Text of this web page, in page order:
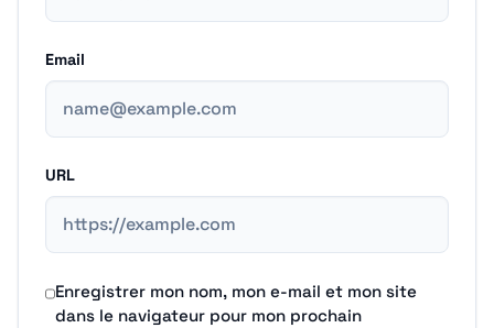
Email
URL
Enregistrer mon nom, mon e-mail et mon site
dans le navigateur pour mon prochain